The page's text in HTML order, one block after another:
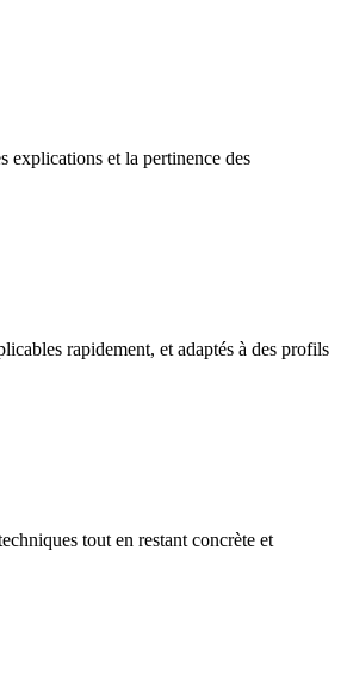
explications et la pertinence des
rapidement, et adaptés à des profils
tout en restant concrète et